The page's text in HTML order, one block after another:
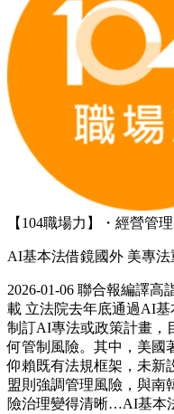
【104職場力】・經營管理
AI基本法借鏡國外 美專
2026-01-06 聯合報編譯
載 立法院去年底通過AI
制訂AI專法或政策計畫，
何管制風險。其中，美國
仰賴既有法規框架，未新
盟則強調管理風險，與南
險治理變得清晰…AI基本